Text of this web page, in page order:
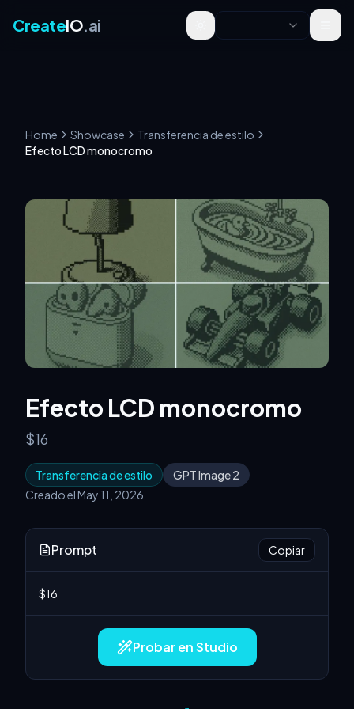
CreateIO.ai Toggle theme
Home Showcase
Transferencia de estilo
Efecto LCD monocromo
Efecto LCD monocromo
$16
Transferencia de estilo
GPT Image 2
Creado el May 11, 2026
Prompt Copiar
Probar en Studio